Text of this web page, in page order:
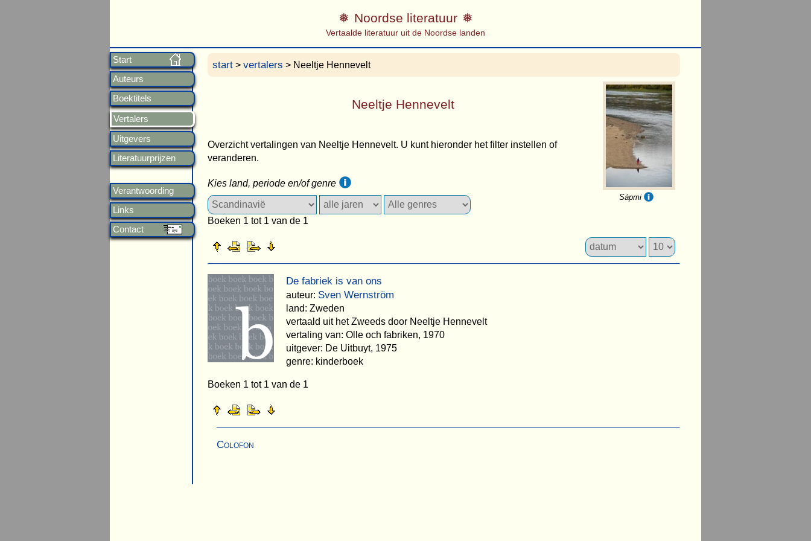
Start
Auteurs
Boektitels
Vertalers
Uitgevers
Literatuurprijzen
Verantwoording
Links
Contact
Noordse literatuur
Vertaalde literatuur uit de Noordse landen
start > vertalers > Neeltje Hennevelt
Sápmi
Neeltje Hennevelt
Overzicht vertalingen van Neeltje Hennevelt. U kunt hieronder het filter instellen of
veranderen.
Kies land, periode en/of genre
Boeken 1 tot 1 van de 1
De fabriek is van ons
auteur: Sven Wernström
land: Zweden
vertaald uit het Zweeds door Neeltje Hennevelt
vertaling van: Olle och fabriken, 1970
uitgever: De Uitbuyt, 1975
genre: kinderboek
Boeken 1 tot 1 van de 1
Colofon